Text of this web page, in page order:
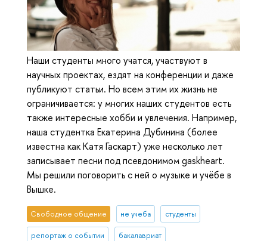
Наши студенты много учатся, участвуют в
научных проектах, ездят на конференции и даже
публикуют статьи. Но всем этим их жизнь не
ограничивается: у многих наших студентов есть
также интересные хобби и увлечения. Например,
наша студентка Екатерина Дубинина (более
известна как Катя Гаскарт) уже несколько лет
записывает песни под псевдонимом gaskheart.
Мы решили поговорить с ней о музыке и учёбе в
Вышке.
Свободное общение не учеба студенты
репортаж о событии бакалавриат